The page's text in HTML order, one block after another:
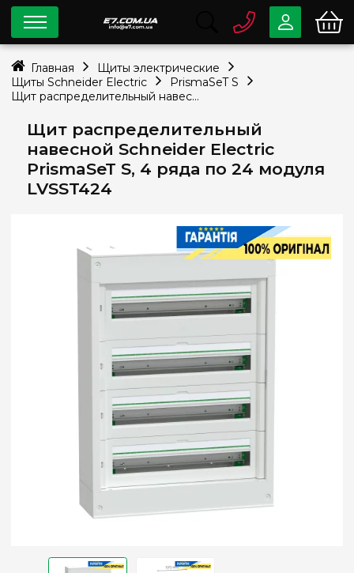
Щит распределительный
навесной Schneider Electric
PrismaSeT S, 4 ряда по 24 модуля
LVSST424
0 800 33-63-07
Бесплатно
info@e7.com.ua
Viber Telegram
Главная
Щиты электрические
Щиты Schneider Electric
PrismaSeT S
Щит распределительный навесной Schneider Electric PrismaSeT S, 4 ряда по 24 модуля LVSST424